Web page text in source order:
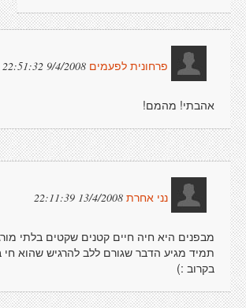
פרחונית לפעמים 9/4/2008 22:51:32
אהבתי! מהמם!
נני אחרת 13/4/2008 22:11:39
מבפנים היא חיה חיים קטנים שקטים בלתי
תמיד מגיע הדבר שגורם ללב להרגיש שהוא
בקרוב :)